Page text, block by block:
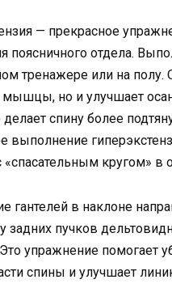
— прекрасное
поясничного отдела.
тренажере или на полу.
мышцы, но и улучшает
спину более
выполнение
«спасательным кругом» в
гантелей в наклоне
задних пучков
упражнение помогает
спины и улучшает